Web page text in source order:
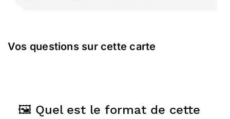
Vos questions sur cette carte
🖼️ Quel est le format de cette